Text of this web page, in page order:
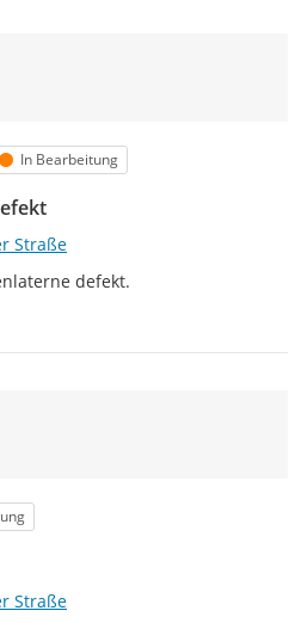
Status
In Bearbeitung
Straße
defekt.
Straße